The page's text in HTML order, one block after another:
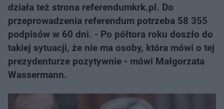
działa też strona referendumkrk.pl. Do
przeprowadzenia referendum potrzeba 58 355
podpisów w 60 dni. - Po półtora roku doszło do
takiej sytuacji, że nie ma osoby, która mówi o tej
prezydenturze pozytywnie - mówi Małgorzata
Wassermann.